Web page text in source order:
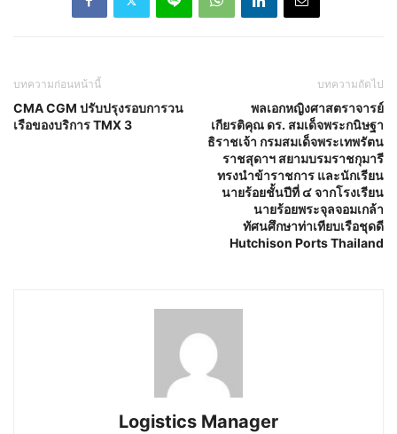
บทความก่อนหน้านี้
CMA CGM ปรับปรุงรอบการวน
เรือของบริการ TMX 3
บทความถัดไป
พลเอกหญิงศาสตราจารย์
เกียรติคุณ ดร. สมเด็จพระกนิษฐา
ธิราชเจ้า กรมสมเด็จพระเทพรัตน
ราชสุดาฯ สยามบรมราชกุมารี
ทรงนำข้าราชการ และนักเรียน
นายร้อยชั้นปีที่ ๔ จากโรงเรียน
นายร้อยพระจุลจอมเกล้า
ทัศนศึกษาท่าเทียบเรือชุดดี
Hutchison Ports Thailand
Logistics Manager